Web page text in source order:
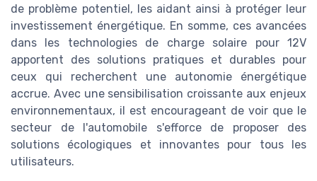
de problème potentiel, les aidant ainsi à protéger leur
investissement énergétique. En somme, ces avancées
dans les technologies de charge solaire pour 12V
apportent des solutions pratiques et durables pour
ceux qui recherchent une autonomie énergétique
accrue. Avec une sensibilisation croissante aux enjeux
environnementaux, il est encourageant de voir que le
secteur de l'automobile s'efforce de proposer des
solutions écologiques et innovantes pour tous les
utilisateurs.